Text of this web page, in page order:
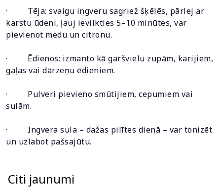
· Tēja: svaigu ingveru sagriež šķēlēs, pārlej ar
karstu ūdeni, ļauj ievilkties 5–10 minūtes, var
pievienot medu un citronu.
· Ēdienos: izmanto kā garšvielu zupām, karijiem,
gaļas vai dārzeņu ēdieniem.
· Pulveri pievieno smūtijiem, cepumiem vai
sulām.
· Ingvera sula – dažas pilītes dienā – var tonizēt
un uzlabot pašsajūtu.
Citi jaunumi